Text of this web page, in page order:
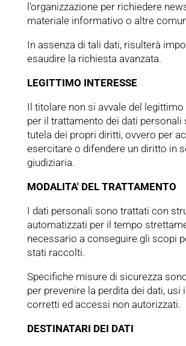
l'organizzazione per richiedere
materiale informativo o altre
In assenza di tali dati, risulterà
esaudire la richiesta avanzata.
LEGITTIMO INTERESSE
Il titolare non si avvale del
per il trattamento dei dati personali
tutela dei propri diritti, ovvero per
esercitare o difendere un diritto in
giudiziaria.
MODALITA' DEL TRATTAMENTO
I dati personali sono trattati con
automatizzati per il tempo
necessario a conseguire gli scopi
stati raccolti.
Specifiche misure di sicurezza
per prevenire la perdita dei dati, usi
corretti ed accessi non autorizzati.
DESTINATARI DEI DATI